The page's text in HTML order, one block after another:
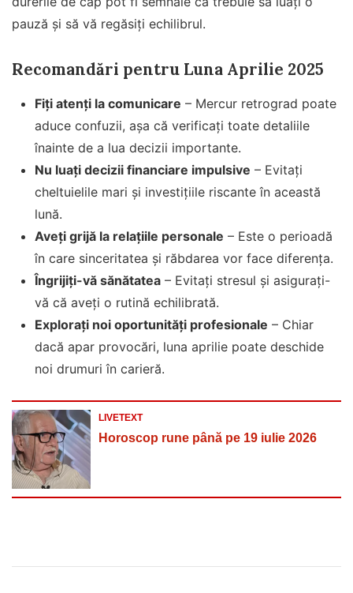
pauză și să vă regăsiți echilibrul.
Recomandări pentru Luna Aprilie 2025
Fiți atenți la comunicare – Mercur retrograd poate
aduce confuzii, așa că verificați toate detaliile
înainte de a lua decizii importante.
Nu luați decizii financiare impulsive – Evitați
cheltuielile mari și investițiile riscante în această
lună.
Aveți grijă la relațiile personale – Este o perioadă
în care sinceritatea și răbdarea vor face diferența.
Îngrijiți-vă sănătatea– Evitați stresul și asigurați-
vă că aveți o rutină echilibrată.
Explorați noi oportunități profesionale – Chiar
dacă apar provocări, luna aprilie poate deschide
noi drumuri în carieră.
LIVETEXT
Horoscop rune până pe 19 iulie 2026